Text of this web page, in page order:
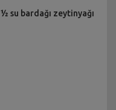
½ su bardağı zeytinyağı